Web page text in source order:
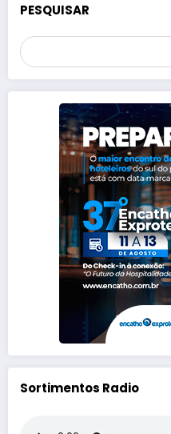
PESQUISAR
Sortimentos Radio